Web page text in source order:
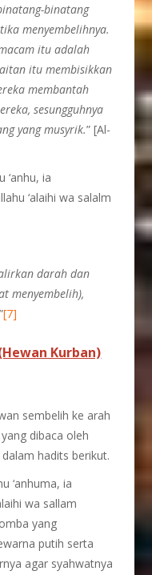
binatang
menyembelihnya.
itu adalah
itu membisikkan
membantah
sesungguhnya
yang musyrik.” [Al-
‘anhu, ia
‘alaihi wa salalm
darah dan
menyembelih),
[7]
Kurban)
sembelih ke arah
dibaca oleh
dalam hadits berikut.
‘anhuma, ia
wa sallam
yang
putih serta
agar syahwatnya